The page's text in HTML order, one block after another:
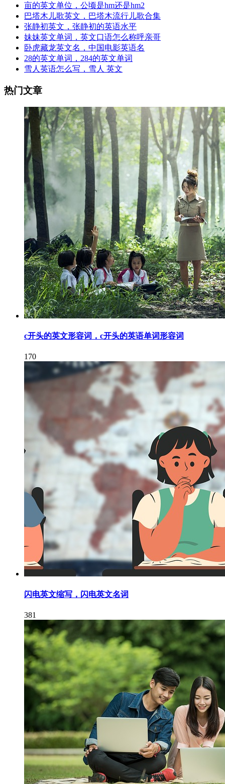
亩的英文单位，公顷是hm还是hm2
巴塔木儿歌英文，巴塔木流行儿歌合集
张静初英文，张静初的英语水平
妹妹英文单词，英文口语怎么称呼亲哥
卧虎藏龙英文名，中国电影英语名
28的英文单词，284的英文单词
雪人英语怎么写，雪人 英文
热门文章
c开头的英文形容词，c开头的英语单词形容词
170
闪电英文缩写，闪电英文名词
381